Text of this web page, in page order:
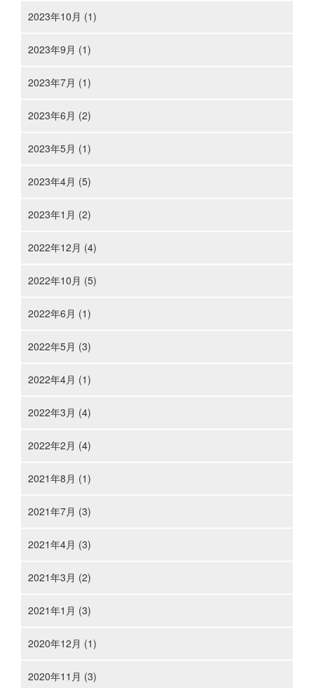
2023年10月 (1)
2023年9月 (1)
2023年7月 (1)
2023年6月 (2)
2023年5月 (1)
2023年4月 (5)
2023年1月 (2)
2022年12月 (4)
2022年10月 (5)
2022年6月 (1)
2022年5月 (3)
2022年4月 (1)
2022年3月 (4)
2022年2月 (4)
2021年8月 (1)
2021年7月 (3)
2021年4月 (3)
2021年3月 (2)
2021年1月 (3)
2020年12月 (1)
2020年11月 (3)